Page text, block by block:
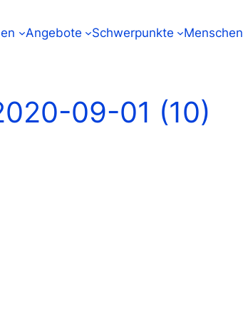
Angebote Schwerpunkte Menschen
09-01 (10)